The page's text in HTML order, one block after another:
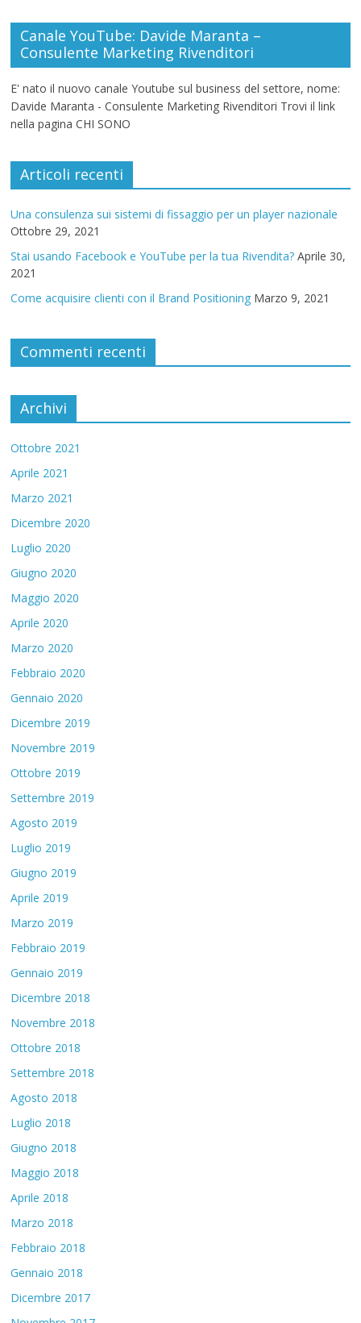
Canale YouTube: Davide Maranta –
Consulente Marketing Rivenditori
E' nato il nuovo canale Youtube sul business del settore, nome:
Davide Maranta - Consulente Marketing Rivenditori Trovi il link
nella pagina CHI SONO
Articoli recenti
Una consulenza sui sistemi di fissaggio per un player nazionale
Ottobre 29, 2021
Stai usando Facebook e YouTube per la tua Rivendita? Aprile 30,
2021
Come acquisire clienti con il Brand Positioning Marzo 9, 2021
Commenti recenti
Archivi
Ottobre 2021
Aprile 2021
Marzo 2021
Dicembre 2020
Luglio 2020
Giugno 2020
Maggio 2020
Aprile 2020
Marzo 2020
Febbraio 2020
Gennaio 2020
Dicembre 2019
Novembre 2019
Ottobre 2019
Settembre 2019
Agosto 2019
Luglio 2019
Giugno 2019
Aprile 2019
Marzo 2019
Febbraio 2019
Gennaio 2019
Dicembre 2018
Novembre 2018
Ottobre 2018
Settembre 2018
Agosto 2018
Luglio 2018
Giugno 2018
Maggio 2018
Aprile 2018
Marzo 2018
Febbraio 2018
Gennaio 2018
Dicembre 2017